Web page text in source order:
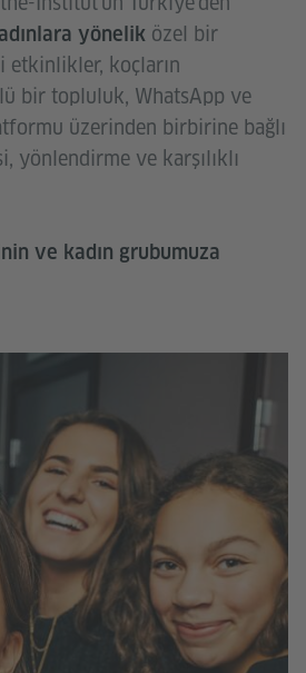
yönelik özel bir
etkinlikler, koçların
bir topluluk, WhatsApp ve
üzerinden birbirine bağlı
yönlendirme ve karşılıklı
ve kadın grubumuza